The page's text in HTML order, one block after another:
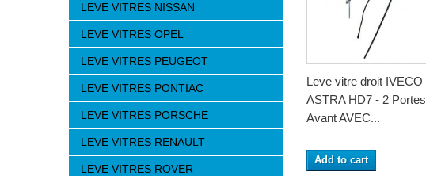
LEVE VITRES NISSAN
LEVE VITRES OPEL
LEVE VITRES PEUGEOT
LEVE VITRES PONTIAC
LEVE VITRES PORSCHE
LEVE VITRES RENAULT
LEVE VITRES ROVER
Leve vitre droit IVECO
ASTRA HD7 - 2 Portes
Avant AVEC...
Add to cart